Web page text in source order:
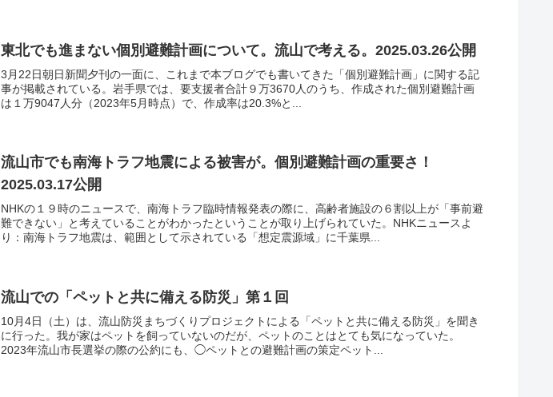
東北でも進まない個別避難計画について。流山で考える。2025.03.26公開
3月22日朝日新聞夕刊の一面に、これまで本ブログでも書いてきた「個別避難計画」に関する記
事が掲載されている。岩手県では、要支援者合計９万3670人のうち、作成された個別避難計画
は１万9047人分（2023年5月時点）で、作成率は20.3%と...
流山市でも南海トラフ地震による被害が。個別避難計画の重要さ！
2025.03.17公開
NHKの１９時のニュースで、南海トラフ臨時情報発表の際に、高齢者施設の６割以上が「事前避
難できない」と考えていることがわかったということが取り上げられていた。NHKニュースよ
り：南海トラフ地震は、範囲として示されている「想定震源域」に千葉県...
流山での「ペットと共に備える防災」第１回
10月4日（土）は、流山防災まちづくりプロジェクトによる「ペットと共に備える防災」を聞き
に行った。我が家はペットを飼っていないのだが、ペットのことはとても気になっていた。
2023年流山市長選挙の際の公約にも、◯ペットとの避難計画の策定ペット...